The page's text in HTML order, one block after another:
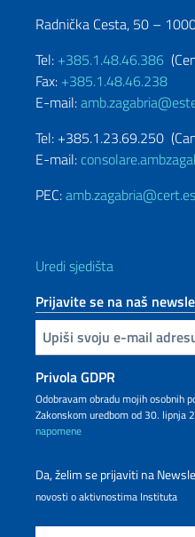
Radnička Cesta, 50 –
Tel: +385.1.48.46.386
Fax: +385.1.48.46.238
E-mail:
Tel: +385.1.23.69.250
E-mail:
PEC:
Uredi sjedišta
Prijavite se na naš
Inserisci la tua email
Privola GDPR
Odobravam obradu mojih osobnih
Zakonskom uredbom od 30. lipnja
napomene
Da, želim se prijaviti na
novosti o aktivnostima Instituta